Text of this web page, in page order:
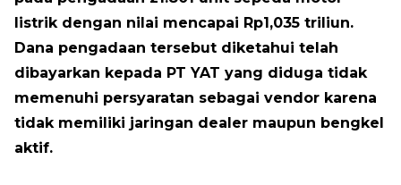
listrik dengan nilai mencapai Rp1,035 triliun.
Dana pengadaan tersebut diketahui telah
dibayarkan kepada PT YAT yang diduga tidak
memenuhi persyaratan sebagai vendor karena
tidak memiliki jaringan dealer maupun bengkel
aktif.